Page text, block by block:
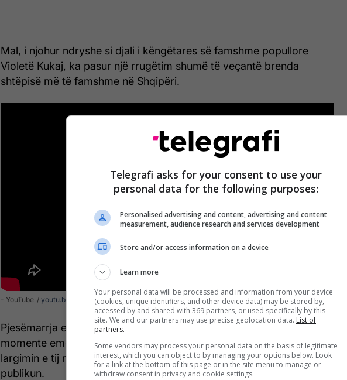
Mal, i njohur ndryshe si djali i këngëtares së famshme popullore
Violetë Kukaj, ka pasur një rrugëtim shumë të veçantë brenda
shtëpisë më të famshme në Shqipëri.
- YouTube youtu.be
Pjesëmarrja e tij në këtë edicion të Big Brother VIP Albania solli
momente emocionuese dhe dinamikë të veçantë, duke e bërë
largimin e tij një moment të rëndësishëm për spektaklin dhe për
publikun.
Telegrafi asks for your consent to use your
personal data for the following purposes:
Personalised advertising and content, advertising and content
measurement, audience research and services development
Store and/or access information on a device
Learn more
Your personal data will be processed and information from your device
(cookies, unique identifiers, and other device data) may be stored by,
accessed by and shared with 369 partners, or used specifically by this
site. We and our partners may use precise geolocation data. List of
partners.
Some vendors may process your personal data on the basis of legitimate
interest, which you can object to by managing your options below. Look
for a link at the bottom of this page or in the site menu to manage or
withdraw consent in privacy and cookie settings.